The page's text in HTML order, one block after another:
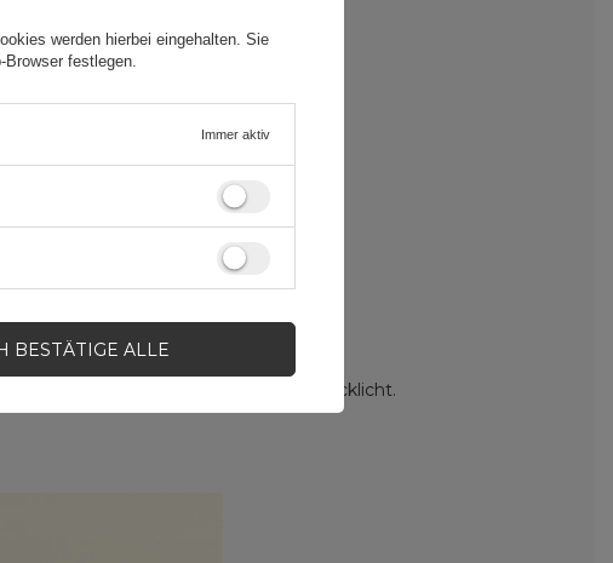
gefertigt ist, ist langlebig.
Befestigungsmöglichkeit für ein Rücklicht.
werden hierbei eingehalten. Sie
Browser festlegen.
Immer aktiv
BESTÄTIGE ALLE